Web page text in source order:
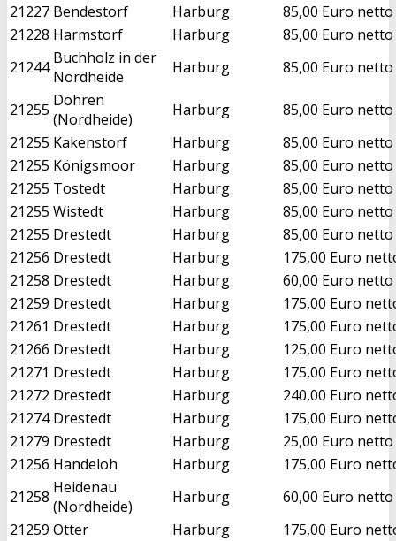
21227 Bendestorf Harburg
85,00 Euro netto
21228 Harmstorf Harburg
85,00 Euro netto
21244 Buchholz in der
Nordheide
Harburg 85,00 Euro netto
21255 Dohren
(Nordheide)
Harburg
85,00 Euro netto
21255 Kakenstorf Harburg
85,00 Euro netto
21255 Königsmoor Harburg
85,00 Euro netto
21255 Tostedt Harburg
85,00 Euro netto
21255 Wistedt Harburg
85,00 Euro netto
21255 Drestedt Harburg
85,00 Euro netto
21256 Drestedt Harburg
175,00 Euro
21258 Drestedt Harburg
60,00 Euro netto
21259 Drestedt Harburg
175,00 Euro
21261 Drestedt Harburg
175,00 Euro
21266 Drestedt Harburg
125,00 Euro
21271 Drestedt Harburg
175,00 Euro
21272 Drestedt Harburg
240,00 Euro
21274 Drestedt Harburg
175,00 Euro
21279 Drestedt Harburg
25,00 Euro netto
21256 Handeloh Harburg
175,00 Euro
21258 Heidenau
(Nordheide)
Harburg
60,00 Euro netto
21259 Otter Harburg
175,00 Euro